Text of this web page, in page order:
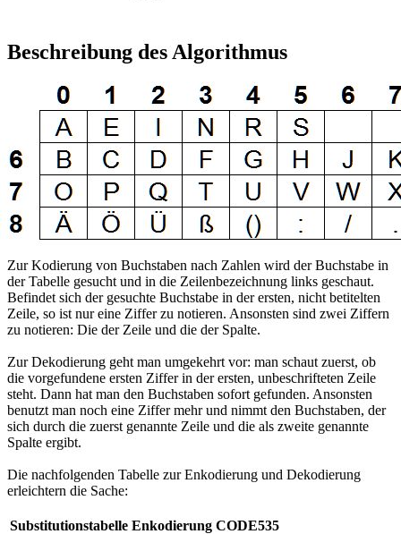
Beschreibung des Algorithmus
Zur Kodierung von Buchstaben nach Zahlen wird der Buchstabe in
der Tabelle gesucht und in die Zeilenbezeichnung links geschaut.
Befindet sich der gesuchte Buchstabe in der ersten, nicht betitelten
Zeile, so ist nur eine Ziffer zu notieren. Ansonsten sind zwei Ziffern
zu notieren: Die der Zeile und die der Spalte.
Zur Dekodierung geht man umgekehrt vor: man schaut zuerst, ob
die vorgefundene ersten Ziffer in der ersten, unbeschrifteten Zeile
steht. Dann hat man den Buchstaben sofort gefunden. Ansonsten
benutzt man noch eine Ziffer mehr und nimmt den Buchstaben, der
sich durch die zuerst genannte Zeile und die als zweite genannte
Spalte ergibt.
Die nachfolgenden Tabelle zur Enkodierung und Dekodierung
erleichtern die Sache:
Substitutionstabelle Enkodierung CODE535